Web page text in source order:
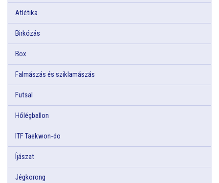
Atlétika
Birkózás
Box
Falmászás és sziklamászás
Futsal
Hőlégballon
ITF Taekwon-do
Íjászat
Jégkorong